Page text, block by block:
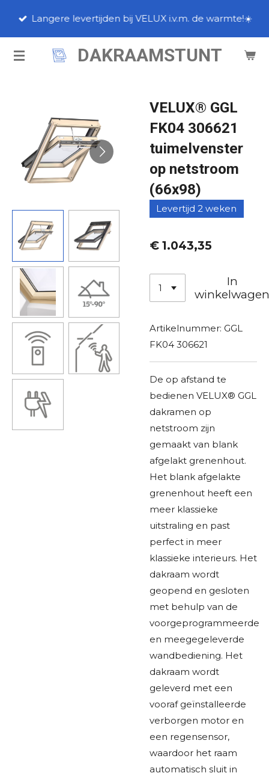
de
DAKRAAMSTUNT
Langere levertijden bij VELUX i.v.m. de warmte!☀️
VELUX® GGL
FK04 306621
tuimelvenster
op netstroom
(66x98)
Levertijd 2 weken
€ 1.043,35
In
Artikelnummer: GGL
FK04 306621
De op afstand te
bedienen VELUX® GGL
dakramen op
netstroom zijn
gemaakt van blank
afgelakt grenenhout.
Het blank afgelakte
grenenhout heeft een
meer klassieke
uitstraling en past
perfect in meer
klassieke interieurs. Het
dakraam wordt
geopend en gesloten
met behulp van de
voorgeprogrammeerde
en meegegeleverde
wandbediening. Het
dakraam wordt
geleverd met een
vooraf geïnstalleerde
verborgen motor en
een regensensor,
waardoor het raam
automatisch sluit in